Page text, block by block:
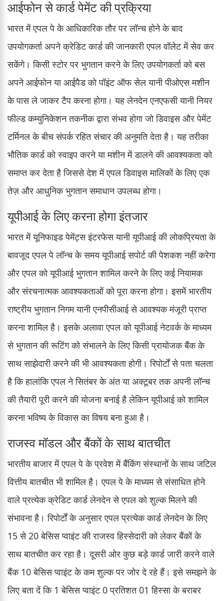
आईफोन से कार्ड पेमेंट की प्रक्रिया
भारत में एपल पे के आधिकारिक तौर पर लॉन्च होने के बाद
उपयोगकर्ता अपने क्रेडिट कार्ड की जानकारी एपल वॉलेट में सेव कर
सकेंगे। किसी स्टोर पर भुगतान करने के लिए उपयोगकर्ता को बस
अपने आईफोन या आईपैड को पॉइंट ऑफ सेल यानी पीओएस मशीन
के पास ले जाकर टैप करना होगा। यह लेनदेन एनएफसी यानी नियर
फील्ड कम्युनिकेशन तकनीक द्वारा संभव होगा जो डिवाइस और पेमेंट
टर्मिनल के बीच संपर्क रहित संचार की अनुमति देता है। यह तरीका
भौतिक कार्ड को स्वाइप करने या मशीन में डालने की आवश्यकता को
समाप्त कर देता है जिससे देश में एपल डिवाइस मालिकों के लिए एक
तेज़ और आधुनिक भुगतान समाधान उपलब्ध होगा।
यूपीआई के लिए करना होगा इंतजार
भारत में यूनिफाइड पेमेंट्स इंटरफेस यानी यूपीआई की लोकप्रियता के
बावजूद एपल पे लॉन्च के समय यूपीआई सपोर्ट की पेशकश नहीं करेगा
और एपल को यूपीआई भुगतान शामिल करने के लिए कई नियामक
और संरचनात्मक आवश्यकताओं को पूरा करना होगा। इसमें भारतीय
राष्ट्रीय भुगतान निगम यानी एनपीसीआई से आवश्यक मंजूरी प्राप्त
करना शामिल है। इसके अलावा एपल को यूपीआई नेटवर्क के माध्यम
से भुगतान की रूटिंग को संभालने के लिए किसी प्रायोजक बैंक के
साथ साझेदारी करने की भी आवश्यकता होगी। रिपोर्टों से पता चलता
है कि हालांकि एपल ने सितंबर के अंत या अक्टूबर तक अपनी लॉन्च
की तैयारी पूरी करने की योजना बनाई है लेकिन यूपीआई को शामिल
करना भविष्य के विकास का विषय बना हुआ है।
राजस्व मॉडल और बैंकों के साथ बातचीत
भारतीय बाजार में एपल पे के प्रवेश में बैंकिंग संस्थानों के साथ जटिल
वित्तीय बातचीत भी शामिल है। एपल पे के माध्यम से संसाधित होने
वाले प्रत्येक क्रेडिट कार्ड लेनदेन से एपल को शुल्क मिलने की
संभावना है। रिपोर्टों के अनुसार एपल प्रत्येक कार्ड लेनदेन के लिए
15 से 20 बेसिस प्वाइंट की राजस्व हिस्सेदारी को लेकर बैंकों के
साथ बातचीत कर रहा है। दूसरी ओर कुछ बड़े कार्ड जारी करने वाले
बैंक 10 बेसिस प्वाइंट के कम शुल्क पर जोर दे रहे हैं। इसे समझने के
लिए बता दें कि 1 बेसिस प्वाइंट 0 प्रतिशत 01 हिस्सा के बराबर